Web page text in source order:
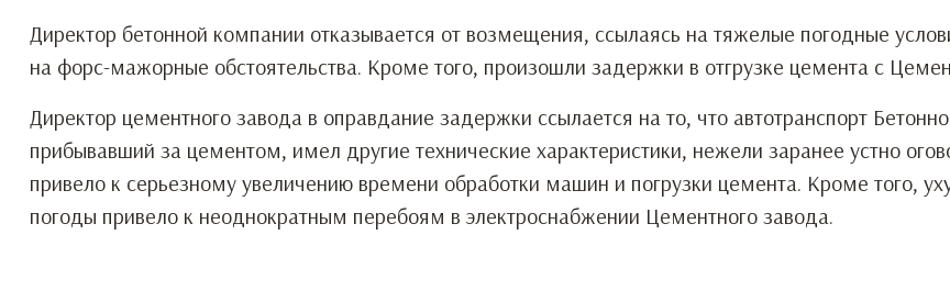
Директор бетонной компании отказывается от возмещения, ссылаясь на тяжелые погодные
на форс-мажорные обстоятельства. Кроме того, произошли задержки в отгрузке цемента с
Директор цементного завода в оправдание задержки ссылается на то, что автотранспорт
прибывавший за цементом, имел другие технические характеристики, нежели заранее устно
привело к серьезному увеличению времени обработки машин и погрузки цемента. Кроме того,
погоды привело к неоднократным перебоям в электроснабжении Цементного завода.